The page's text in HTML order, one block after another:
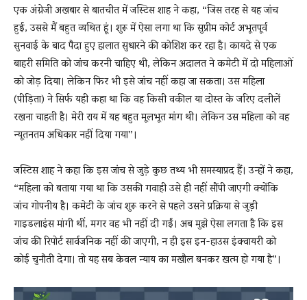
एक अंग्रेजी अखबार से बातचीत में जस्टिस शाह ने कहा, “जिस तरह से यह जांच
हुई, उससे मैं बहुत व्यथित हूं। शुरू में ऐसा लगा था कि सुप्रीम कोर्ट अभूतपूर्व
सुनवाई के बाद पैदा हुए हालात सुधारने की कोशिश कर रहा है। कायदे से एक
बाहरी समिति को जांच करनी चाहिए थी, लेकिन अदालत ने कमेटी में दो महिलाओं
को जोड़ दिया। लेकिन फिर भी इसे जांच नहीं कहा जा सकता। उस महिला
(पीड़‍िता) ने सिर्फ यही कहा था कि वह किसी वकील या दोस्त के जरिए दलीलें
रखना चाहती है। मेरी राय में यह बहुत मूलभूत मांग थी। लेकिन उस महिला को वह
न्यूतनतम अधिकार नहीं दिया गया”।
जस्टिस शाह ने कहा कि इस जांच से जुड़े कुछ तथ्य भी समस्याप्रद हैं। उन्हों ने कहा,
“महिला को बताया गया था कि उसकी गवाही उसे ही नहीं सौंपी जाएगी क्योंकि
जांच गोपनीय है। कमेटी के जांच शुरू करने से पहले उसने प्रक्रिया से जुड़ी
गाइडलाइंस मांगी थीं, मगर वह भी नहीं दी गईं। अब मुझे ऐसा लगता है कि इस
जांच की रिपोर्ट सार्वजनिक नहीं की जाएगी, न ही इस इन-हाउस इंक्वायरी को
कोई चुनौती देगा। तो यह सब केवल न्याय का मखौल बनकर खत्म हो गया है”।